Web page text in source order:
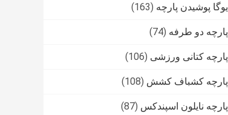
یوگا پوشیدن پارچه (163)
پارچه دو طرفه (74)
پارچه کتانی ورزشی (106)
پارچه کشباف کشش (108)
پارچه نایلون اسپندکس (87)